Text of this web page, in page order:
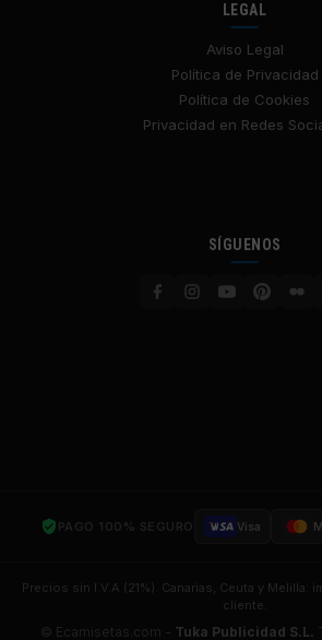
LEGAL
Aviso Legal
Política de Privacidad
Política de Cookies
Privacidad en Redes
SÍGUENOS
PAGO 100% SEGURO Visa
Precios sin I.V.A (21%). Canarias, Ceuta y Melilla:
cliente.
© Ecamisetas.com - Tuka Publicidad S.L.